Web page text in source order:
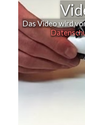
Das Video wird